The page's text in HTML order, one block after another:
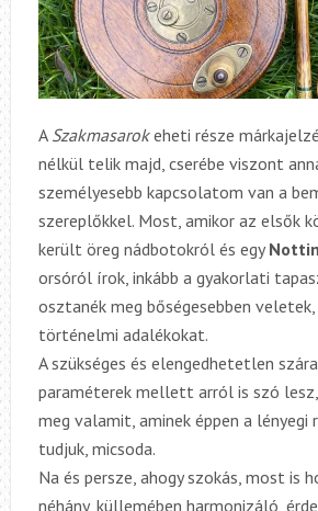
A Szakmasarokeheti része
nélkül telik majd, cserébe viszont
személyesebb kapcsolatom van a
szereplőkkel. Most, amikor az elsők
került öreg nádbotokról és egy
orsóról írok, inkább a gyakorlati
osztanék meg bőségesebben
történelmi adalékokat.
A szükséges és elengedhetetlen
paraméterek mellett arról is szó
meg valamit, aminek éppen a lényegi
tudjuk, micsoda.
Na és persze, ahogy szokás, most is
néhány, küllemében harmonizáló,